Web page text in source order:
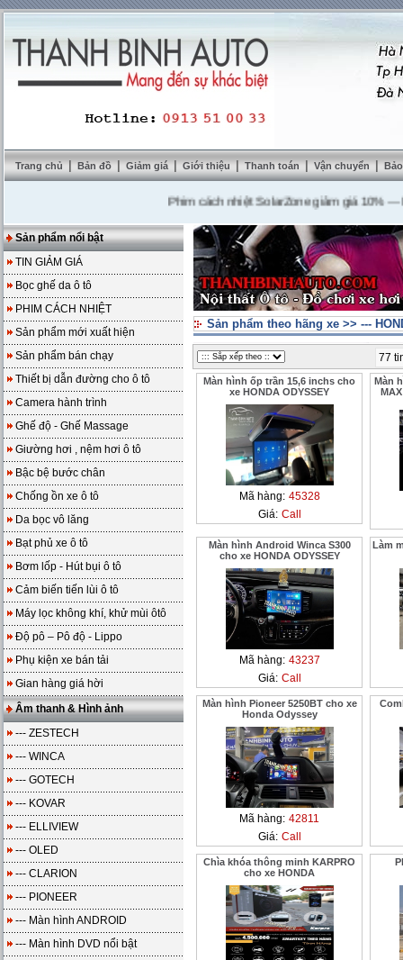
Trang chủ | Bản đồ | Giảm giá | Giới thiệu | Thanh toán | Vận chuyển |
Phim cách nhiệt SolarZone giảm giá 10%---Mua
Sản phẩm nổi bật
TIN GIẢM GIÁ
Bọc ghế da ô tô
PHIM CÁCH NHIỆT
Sản phẩm mới xuất hiện
Sản phẩm bán chạy
Thiết bị dẫn đường cho ô tô
Camera hành trình
Ghế độ - Ghế Massage
Giường hơi , nệm hơi ô tô
Bậc bệ bước chân
Chống ồn xe ô tô
Da bọc vô lăng
Bạt phủ xe ô tô
Bơm lốp - Hút bụi ô tô
Cảm biến tiến lùi ô tô
Máy lọc không khí, khử mùi ôtô
Độ pô – Pô độ - Lippo
Phụ kiện xe bán tải
Gian hàng giá hời
Âm thanh & Hình ảnh
--- ZESTECH
--- WINCA
--- GOTECH
--- KOVAR
--- ELLIVIEW
--- OLED
--- CLARION
--- PIONEER
--- Màn hình ANDROID
--- Màn hình DVD nổi bật
Sản phẩm theo hãng xe >> ---
77
Màn hình ốp trần 15,6 inchs cho
xe HONDA ODYSSEY
Mã hàng: 45328
Giá: Call
Màn
Màn hình Android Winca S300
cho xe HONDA ODYSSEY
Mã hàng: 43237
Giá: Call
Làm
Màn hình Pioneer 5250BT cho xe
Honda Odyssey
Mã hàng: 42811
Giá: Call
Chìa khóa thông minh KARPRO
cho xe HONDA